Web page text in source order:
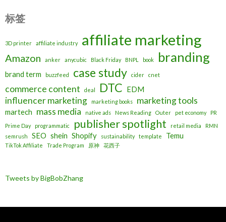
标签
3D printer affiliate industry affiliate marketing
Amazon anker anycubic Black Friday BNPL book branding
brand term buzzfeed case study cider cnet
commerce content deal DTC EDM
influencer marketing marketing books marketing tools
martech mass media native ads News Reading Outer pet economy
PR
Prime Day
programmatic publisher spotlight retail media
RMN
semrush
SEO shein Shopify sustainability template Temu
TikTok Affiliate Trade Program 原神 花西子
Tweets by BigBobZhang